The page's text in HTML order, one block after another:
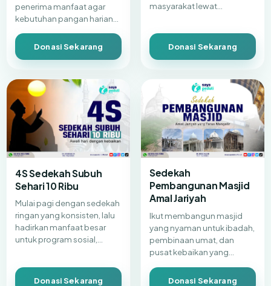
penerima manfaat agar
kebutuhan pangan harian
Donasi Sekarang
masyarakat lewat
Donasi Sekarang
4S Sedekah Subuh
Sehari 10 Ribu
Mulai pagi dengan sedekah
ringan yang konsisten, lalu
hadirkan manfaat besar
untuk program sosial,
Donasi Sekarang
Sedekah
Pembangunan Masjid
Amal Jariyah
Ikut membangun masjid
yang nyaman untuk ibadah,
pembinaan umat, dan
pusat kebaikan yang
Donasi Sekarang